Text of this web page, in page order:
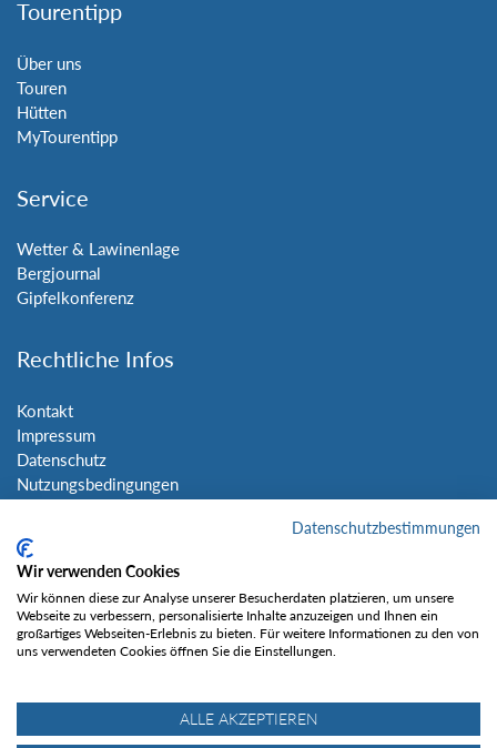
Tourentipp
Über uns
Touren
Hütten
MyTourentipp
Service
Wetter & Lawinenlage
Bergjournal
Gipfelkonferenz
Rechtliche Infos
Kontakt
Impressum
Datenschutz
Nutzungsbedingungen
Social Media
Gefällt mir
Datenschutzbestimmungen
Wir verwenden Cookies
Wir können diese zur Analyse unserer Besucherdaten platzieren, um unsere
Webseite zu verbessern, personalisierte Inhalte anzuzeigen und Ihnen ein
großartiges Webseiten-Erlebnis zu bieten. Für weitere Informationen zu den von
uns verwendeten Cookies öffnen Sie die Einstellungen.
ALLE AKZEPTIEREN